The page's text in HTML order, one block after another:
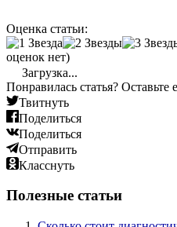
Оценка статьи:
оценок нет)
Загрузка...
Понравилась статья? Оставьте
Твитнуть
Поделиться
Поделиться
Отправить
Класснуть
Полезные статьи